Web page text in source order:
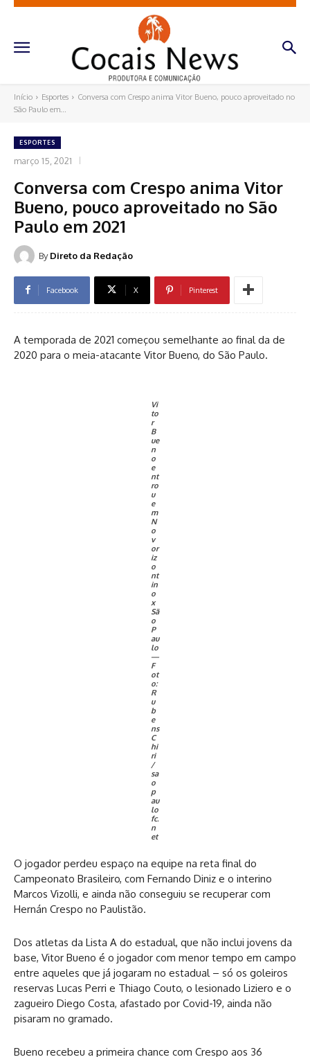
Início Esportes
Conversa com Crespo anima Vitor Bueno, pouco aproveitado no
São Paulo em...
ESPORTES
março 15, 2021
Conversa com Crespo anima Vitor
Bueno, pouco aproveitado no São
Paulo em 2021
By Direto da Redação
Facebook X Pinterest
A temporada de 2021 começou semelhante ao final da de
2020 para o meia-atacante Vitor Bueno, do São Paulo.
Vi
to
r
B
ue
n
o
e
nt
ro
u
e
m
N
o
v
or
iz
o
nt
in
o
x
Sã
o
P
au
lo
—
F
ot
o:
R
u
b
e
ns
C
hi
ri
/
sa
o
p
au
lo
fc.
n
et
O jogador perdeu espaço na equipe na reta final do
Campeonato Brasileiro, com Fernando Diniz e o interino
Marcos Vizolli, e ainda não conseguiu se recuperar com
Hernán Crespo no Paulistão.
Dos atletas da Lista A do estadual, que não inclui jovens da
base, Vitor Bueno é o jogador com menor tempo em campo
entre aqueles que já jogaram no estadual – só os goleiros
reservas Lucas Perri e Thiago Couto, o lesionado Liziero e o
zagueiro Diego Costa, afastado por Covid-19, ainda não
pisaram no gramado.
Bueno recebeu a primeira chance com Crespo aos 36